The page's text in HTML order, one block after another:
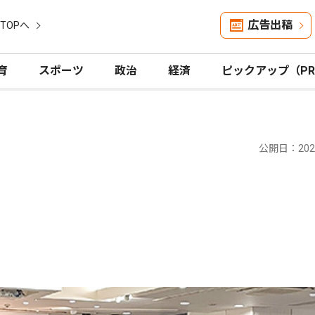
へ 広告出稿
スポーツ 政治 経済 ピックアップ（
公開日：